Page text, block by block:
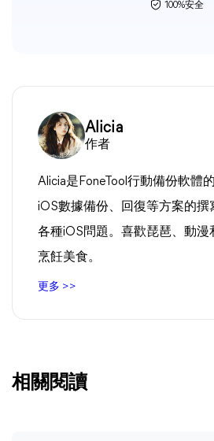
100%安全
Alicia
作者
Alicia是FoneTool行動備份軟體
iOS數據備份、回復等方案的撰
各種iOS問題。喜歡琵琶、動漫
烹飪美食。
更多 >>
相關閱讀